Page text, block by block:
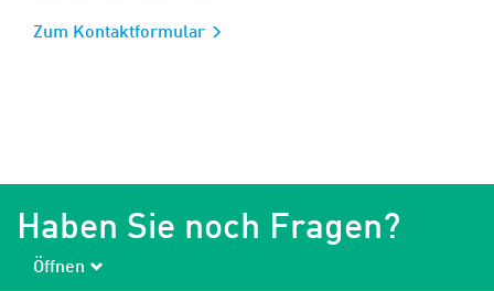
Zum Kontaktformular
Haben Sie noch Fragen?
Öffnen